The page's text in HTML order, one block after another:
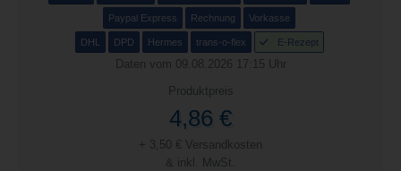
Paypal Express Rechnung Vorkasse
DHL DPD Hermes trans-o-flex E-Rezept
Daten vom 09.08.2026 17:15 Uhr
Produktpreis
4,86 €
+ 3,50 € Versandkosten
& inkl. MwSt.